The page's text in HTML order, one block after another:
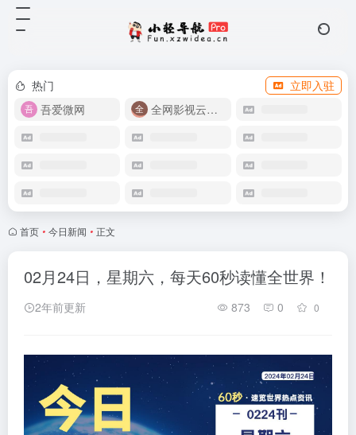
热门
立即入驻
吾爱微网
全网影视云盘资源
首页 • 今日新闻 • 正文
02月24日，星期六，每天60秒读懂全世界！
2年前更新 873 0 0